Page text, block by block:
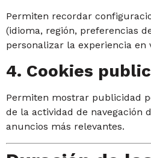
Permiten recordar
(idioma, región, preferencias
personalizar la experiencia en
4. Cookies
Permiten mostrar publicidad
de la actividad de navegación
anuncios más relevantes.